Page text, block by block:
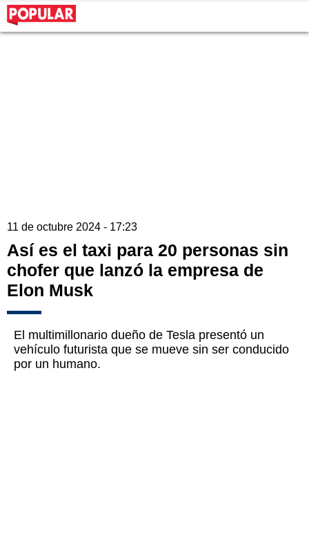
11 de octubre 2024 - 17:23
Así es el taxi para 20 personas sin
chofer que lanzó la empresa de
Elon Musk
El multimillonario dueño de Tesla presentó un
vehículo futurista que se mueve sin ser conducido
por un humano.